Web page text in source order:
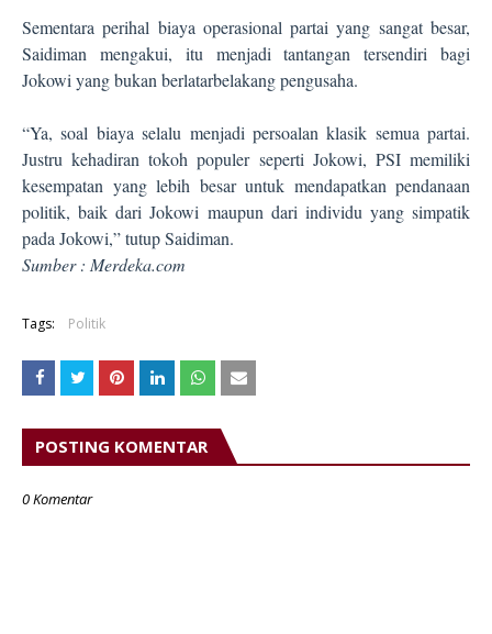
Sementara perihal biaya operasional partai yang sangat besar,
Saidiman mengakui, itu menjadi tantangan tersendiri bagi
Jokowi yang bukan berlatarbelakang pengusaha.
“Ya, soal biaya selalu menjadi persoalan klasik semua partai.
Justru kehadiran tokoh populer seperti Jokowi, PSI memiliki
kesempatan yang lebih besar untuk mendapatkan pendanaan
politik, baik dari Jokowi maupun dari individu yang simpatik
pada Jokowi,” tutup Saidiman.
Sumber : Merdeka.com
Tags: Politik
POSTING KOMENTAR
0 Komentar